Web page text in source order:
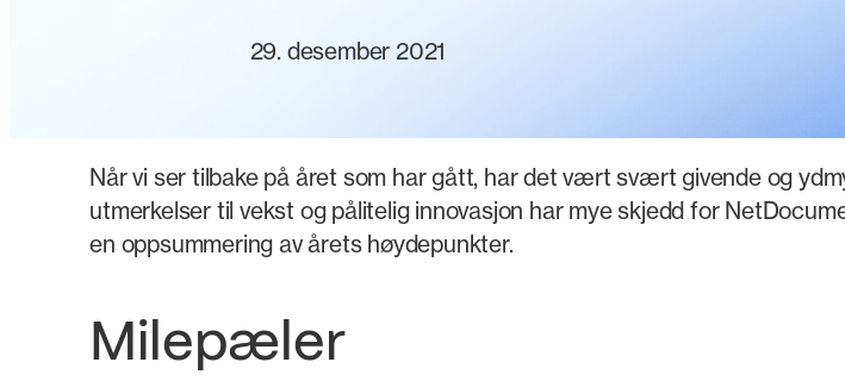
29. desember 2021
Når vi ser tilbake på året som har gått, har det vært svært givende og
utmerkelser til vekst og pålitelig innovasjon har mye skjedd for
en oppsummering av årets høydepunkter.
Milepæler